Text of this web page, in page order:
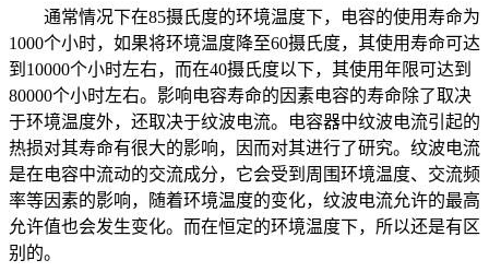
通常情况下在85摄氏度的环境温度下，电容的使用寿命为
1000个小时，如果将环境温度降至60摄氏度，其使用寿命可达
到10000个小时左右，而在40摄氏度以下，其使用年限可达到
80000个小时左右。影响电容寿命的因素电容的寿命除了取决
于环境温度外，还取决于纹波电流。电容器中纹波电流引起的
热损对其寿命有很大的影响，因而对其进行了研究。纹波电流
是在电容中流动的交流成分，它会受到周围环境温度、交流频
率等因素的影响，随着环境温度的变化，纹波电流允许的最高
允许值也会发生变化。而在恒定的环境温度下，所以还是有区
别的。